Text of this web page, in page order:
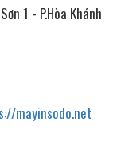
1 - P.Hòa Khánh
mayinsodo.net